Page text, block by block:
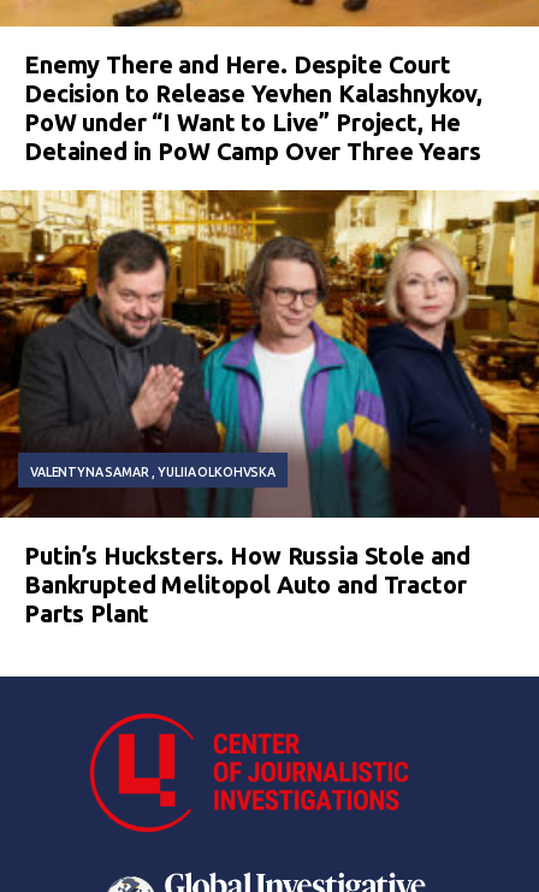
Enemy There and Here. Despite Court
Decision to Release Yevhen Kalashnykov,
PoW under “I Want to Live” Project, He
Detained in PoW Camp Over Three Years
VALENTYNA SAMAR YULIIA OLKOHVSKA
Putin’s Hucksters. How Russia Stole and
Bankrupted Melitopol Auto and Tractor
Parts Plant